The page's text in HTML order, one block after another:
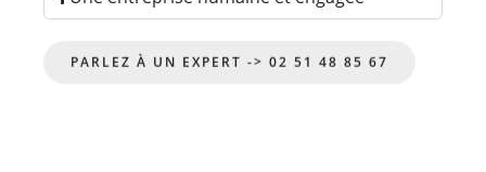
PARLEZ À UN EXPERT -> 02 51 48 85 67